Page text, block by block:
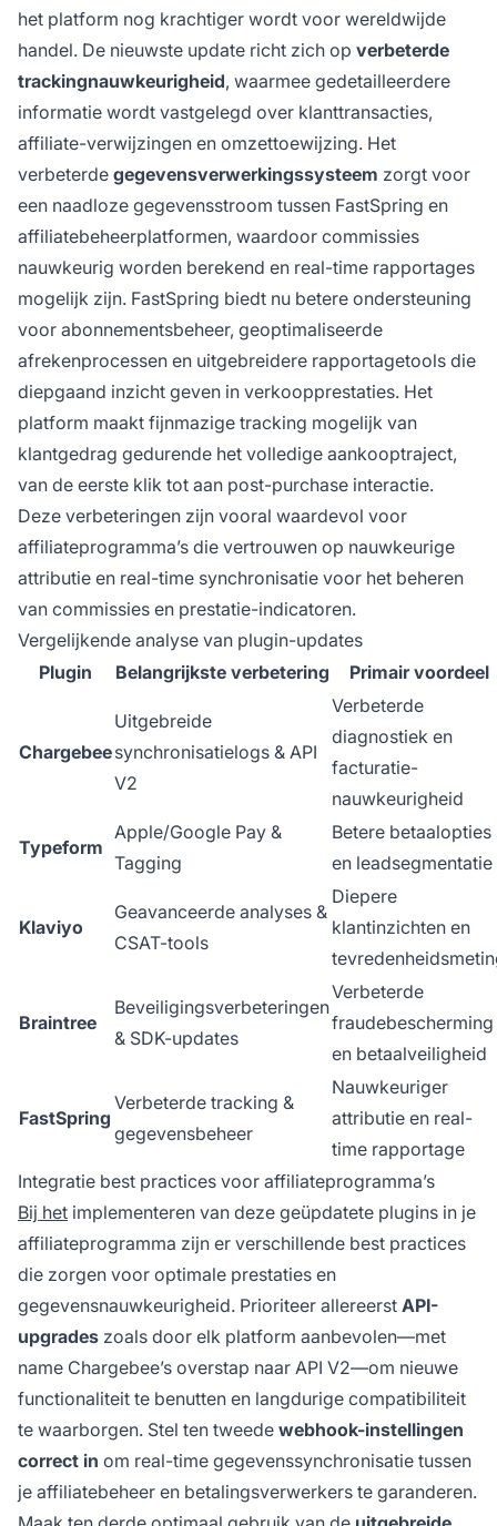
het platform nog krachtiger wordt voor wereldwijde
handel. De nieuwste update richt zich op verbeterde
trackingnauwkeurigheid, waarmee gedetailleerdere
informatie wordt vastgelegd over klanttransacties,
affiliate-verwijzingen en omzettoewijzing. Het
verbeterde gegevensverwerkingssysteem zorgt voor
een naadloze gegevensstroom tussen FastSpring en
affiliatebeheerplatformen, waardoor commissies
nauwkeurig worden berekend en real-time rapportages
mogelijk zijn. FastSpring biedt nu betere ondersteuning
voor abonnementsbeheer, geoptimaliseerde
afrekenprocessen en uitgebreidere rapportagetools die
diepgaand inzicht geven in verkoopprestaties. Het
platform maakt fijnmazige tracking mogelijk van
klantgedrag gedurende het volledige aankooptraject,
van de eerste klik tot aan post-purchase interactie.
Deze verbeteringen zijn vooral waardevol voor
affiliateprogramma’s die vertrouwen op nauwkeurige
attributie en real-time synchronisatie voor het beheren
van commissies en prestatie-indicatoren.
Vergelijkende analyse van plugin-updates
Plugin
Belangrijkste verbetering Primair voordeel
Chargebee
Uitgebreide
synchronisatielogs & API
V2
Verbeterde
diagnostiek en
facturatie-
nauwkeurigheid
Typeform
Apple/Google Pay &
Tagging
Betere betaalopties
en leadsegmentatie
Klaviyo
Geavanceerde analyses &
CSAT-tools
Diepere
klantinzichten en
Braintree
Beveiligingsverbeteringen
& SDK-updates
Verbeterde
fraudebescherming
en betaalveiligheid
FastSpring
Verbeterde tracking &
gegevensbeheer
Nauwkeuriger
attributie en real-
time rapportage
Integratie best practices voor affiliateprogramma’s
Bij het implementeren van deze geüpdatete plugins in je
affiliateprogramma zijn er verschillende best practices
die zorgen voor optimale prestaties en
gegevensnauwkeurigheid. Prioriteer allereerst API-
upgrades zoals door elk platform aanbevolen—met
name Chargebee’s overstap naar API V2—om nieuwe
functionaliteit te benutten en langdurige compatibiliteit
te waarborgen. Stel ten tweede webhook-instellingen
correct in om real-time gegevenssynchronisatie tussen
je affiliatebeheer en betalingsverwerkers te garanderen.